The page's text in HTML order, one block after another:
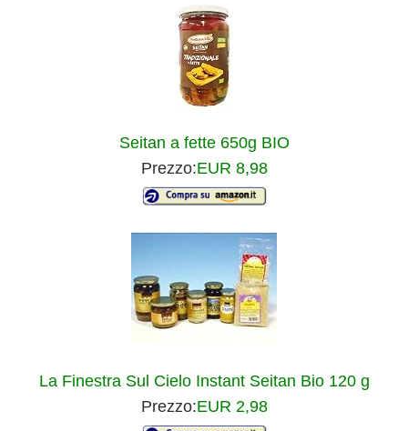
Seitan a fette 650g BIO
Prezzo:EUR 8,98
La Finestra Sul Cielo Instant Seitan Bio 120 g
Prezzo:EUR 2,98